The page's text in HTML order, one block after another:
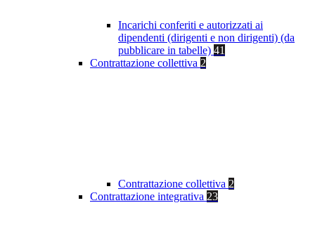
Incarichi conferiti e autorizzati ai
dipendenti (dirigenti e non dirigenti) (da
pubblicare in tabelle) 41
Contrattazione collettiva 2
Contrattazione collettiva 2
Contrattazione integrativa 23